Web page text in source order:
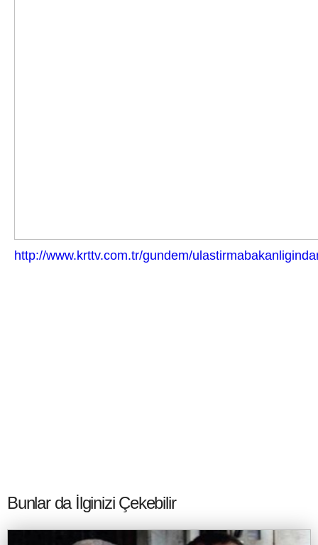
http://www.krttv.com.tr/gundem/
Bunlar da İlginizi Çekebilir